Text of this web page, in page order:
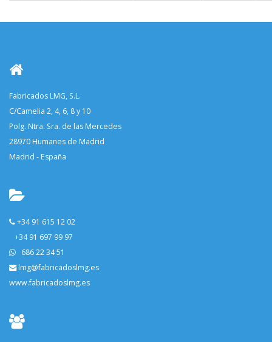
Fabricados LMG, S.L.
C/Camelia 2, 4, 6, 8 y 10
Polg. Ntra. Sra. de las Mercedes
28970 Humanes de Madrid
Madrid - España
+34 91 615 12 02
+34 91 697 99 97
686 22 34 51
lmg@fabricadoslmg.es
www.fabricadoslmg.es